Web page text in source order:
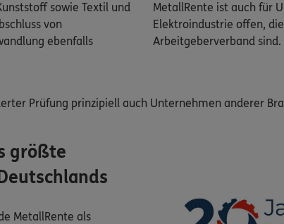
sowie Textil und
von
ebenfalls
MetallRente ist auch für
Elektroindustrie oﬀen,
Arbeitgeberverband sind.
Prüfung prinzipiell auch Unternehmen anderer
größte
MetallRente als